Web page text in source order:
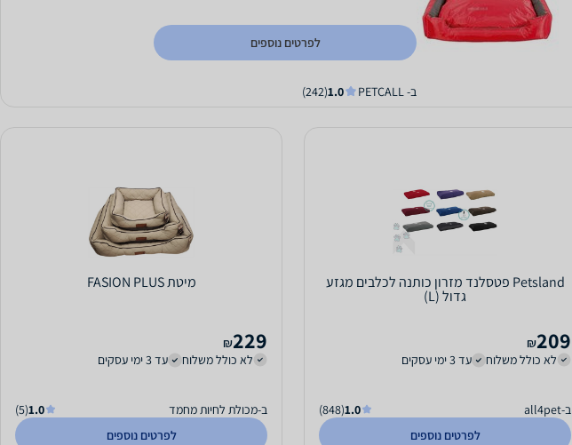
לפרטים נוספים
ב- PETCALL 1.0
(242)
Petsland פטסלנד מזרון כותנה לכלבים מגזע
גדול (L)
209
₪
לא כולל משלוח
עד 3 ימי עסקים
ב-all4pet 1.0
(848)
לפרטים נוספים
מיטת FASION PLUS
229
₪
לא כולל משלוח
עד 3 ימי עסקים
ב-מכולת לחיות מחמד 1.0
(5)
לפרטים נוספים